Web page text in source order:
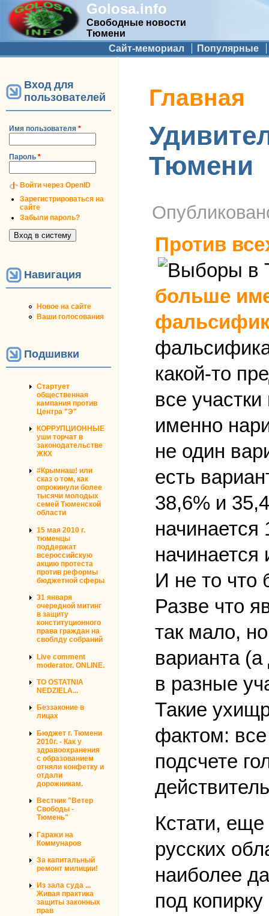
Golosa.info
Свободные новости
Тюмени
Дополнительное меню
Сайт-мемориал Популярные
Вход для
пользователей
Имя пользователя *
Пароль *
Войти через OpenID
Зарегистрироваться на
сайте
Забыли пароль?
Навигация
Новое на сайте
Ваши голосования
Подшивки
Стартует
общественная
кампания против
Центра "Э"
КОРРУПЦИОННЫЕ
уши торчат в
законодательстве
ЖКХ
#Крымнаш! или
сказ о том, как
опрокинули более
тысячи молодых
семей Тюменской
области
15 мая 2010 г.
тюменцы
поддержат
всероссийскую
акцию протеста
против реформы
бюджетной сферы
31 января
очередной митинг
в защиту
конституционного
права граждан на
своблду собраний
Live comment
moderator. ONLINE.
TO OSTATNIA
NEDZIELA...
Беззаконие в
лицах
Бюджет г. Тюмени
2010г. - Как у
здравоохранения
с образованием
отняли конфетку и
отдали
дорожникам.
Вестник "Ветер
Свободы -
Тюмень"
Гаражи на
Коммунаров
За капитальный
ремонт милиции!
Из зала суда ...
Живая практика
защиты законных
прав
Вы здесь
Главная
Тюмени
Против
больше
какой-то
все
именно
не один
есть
38,6% и
И не то что
Разве что
так мало,
варианта
в разные
Такие
фактом:
подсчете
Кстати,
русских
наиболее
под